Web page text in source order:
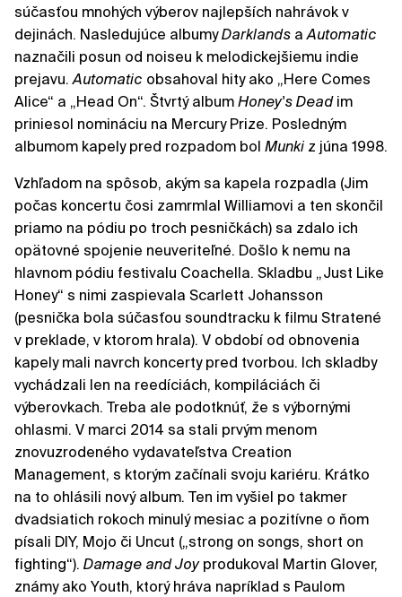
súčasťou mnohých výberov najlepších nahrávok v
dejinách. Nasledujúce albumyDarklands aAutomatic
naznačili posun od noiseu k melodickejšiemu indie
prejavu.Automatic obsahoval hity ako „Here Comes
Alice“ a „Head On“. Štvrtý album Honey's Dead im
priniesol nomináciu na Mercury Prize. Posledným
albumom kapely pred rozpadom bol Munki z júna 1998.
Vzhľadom na spôsob, akým sa kapela rozpadla (Jim
počas koncertu čosi zamrmlal Williamovi a ten skončil
priamo na pódiu po troch pesničkách) sa zdalo ich
opätovné spojenie neuveriteľné. Došlo k nemu na
hlavnom pódiu festivalu Coachella. Skladbu „Just Like
Honey“ s nimi zaspievala Scarlett Johansson
(pesnička bola súčasťou soundtracku k filmu Stratené
v preklade, v ktorom hrala). V období od obnovenia
kapely mali navrch koncerty pred tvorbou. Ich skladby
vychádzali len na reedíciách, kompiláciách či
výberovkach. Treba ale podotknúť, že s výbornými
ohlasmi. V marci 2014 sa stali prvým menom
znovuzrodeného vydavateľstva Creation
Management, s ktorým začínali svoju kariéru. Krátko
na to ohlásili nový album. Ten im vyšiel po takmer
dvadsiatich rokoch minulý mesiac a pozitívne o ňom
písali DIY, Mojo či Uncut („strong on songs, short on
fighting“). Damage and Joy produkoval Martin Glover,
známy ako Youth, ktorý hráva napríklad s Paulom